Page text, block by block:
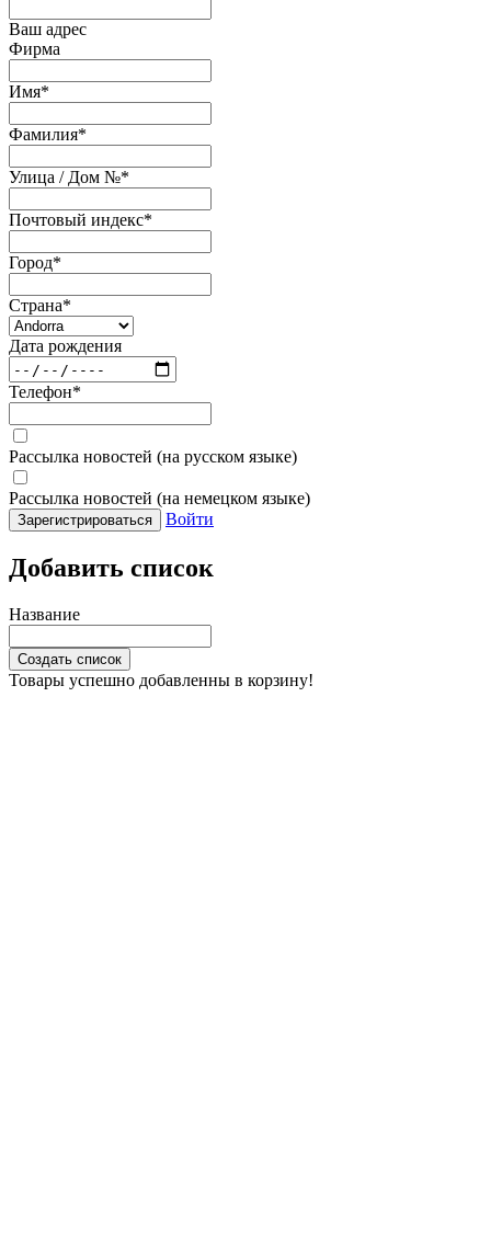
Ваш адрес
Фирма
Имя*
Фамилия*
Улица / Дом №*
Почтовый индекс*
Город*
Страна*
Дата рождения
Телефон*
Рассылка новостей (на русском языке)
Рассылка новостей (на немецком языке)
Зарегистрироваться Войти
Добавить список
Название
Создать список
Товары успешно добавленны в корзину!